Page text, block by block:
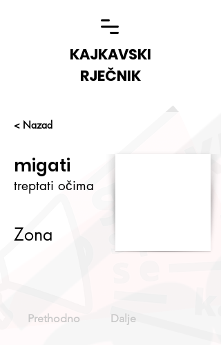
KAJKAVSKI
RJEČNIK
< Nazad
migati
treptati očima
Zona
Prethodno Dalje